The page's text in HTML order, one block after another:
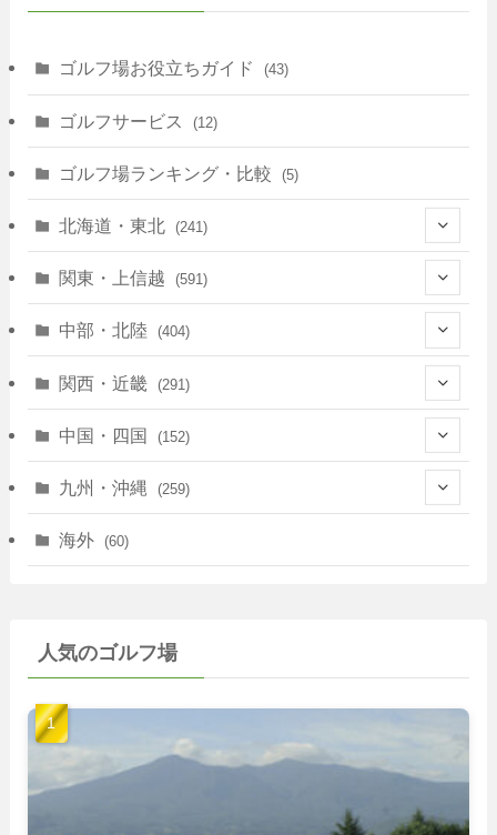
ゴルフ場お役立ちガイド (43)
ゴルフサービス (12)
ゴルフ場ランキング・比較 (5)
北海道・東北 (241)
(128)
(10)
(35)
(30)
関東・上信越 (591)
(146)
(40)
(72)
(14)
(103)
中部・北陸 (404)
(13)
(83)
(78)
(40)
(22)
関西・近畿 (291)
(39)
(25)
中国・四国 (152)
(7)
(39)
(40)
(14)
九州・沖縄 (259)
(28)
(22)
(23)
海外 (60)
人気のゴルフ場